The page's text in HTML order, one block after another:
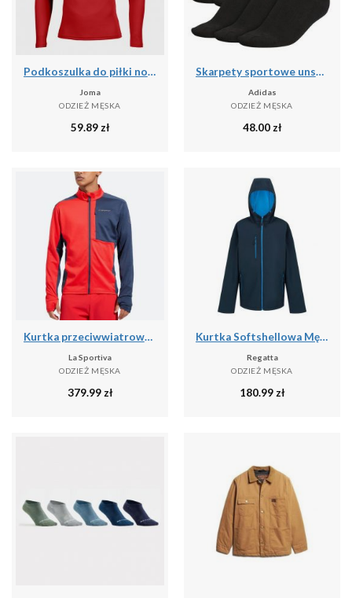
Podkoszulka do piłki nożnej dla dorosłych Joma Brama Academy z długim rękawem
Joma
ODZIEŻ MĘSKA
59.89zł
Skarpety sportowe unsex Adidas PER ANKLE AA2321 3-PAK
Adidas
ODZIEŻ MĘSKA
48.00zł
Kurtka przeciwwiatrowa męska La Sportiva True North
La Sportiva
ODZIEŻ MĘSKA
379.99zł
Kurtka Softshellowa Męska 2 Warstwy
Regatta
ODZIEŻ MĘSKA
180.99zł